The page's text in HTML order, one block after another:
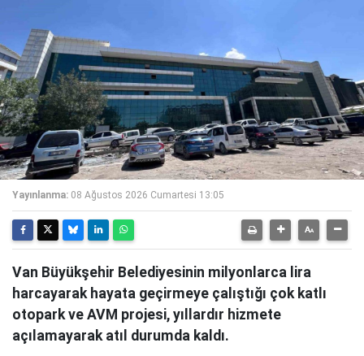
Yayınlanma: 08 Ağustos 2026 Cumartesi 13:05
Van Büyükşehir Belediyesinin milyonlarca lira
harcayarak hayata geçirmeye çalıştığı çok katlı
otopark ve AVM projesi, yıllardır hizmete
açılamayarak atıl durumda kaldı.